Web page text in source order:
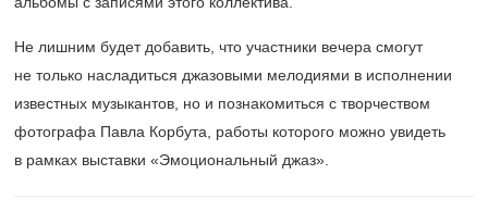
Не лишним будет добавить, что участники вечера смогут
не только насладиться джазовыми мелодиями в исполнении
известных музыкантов, но и познакомиться с творчеством
фотографа Павла Корбута, работы которого можно увидеть
в рамках выставки «Эмоциональный джаз».